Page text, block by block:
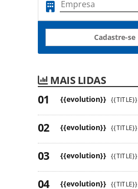
Cadastre-se
MAIS LIDAS
{{evolution}} {{TITLE}}
{{evolution}} {{TITLE}}
{{evolution}} {{TITLE}}
{{evolution}} {{TITLE}}